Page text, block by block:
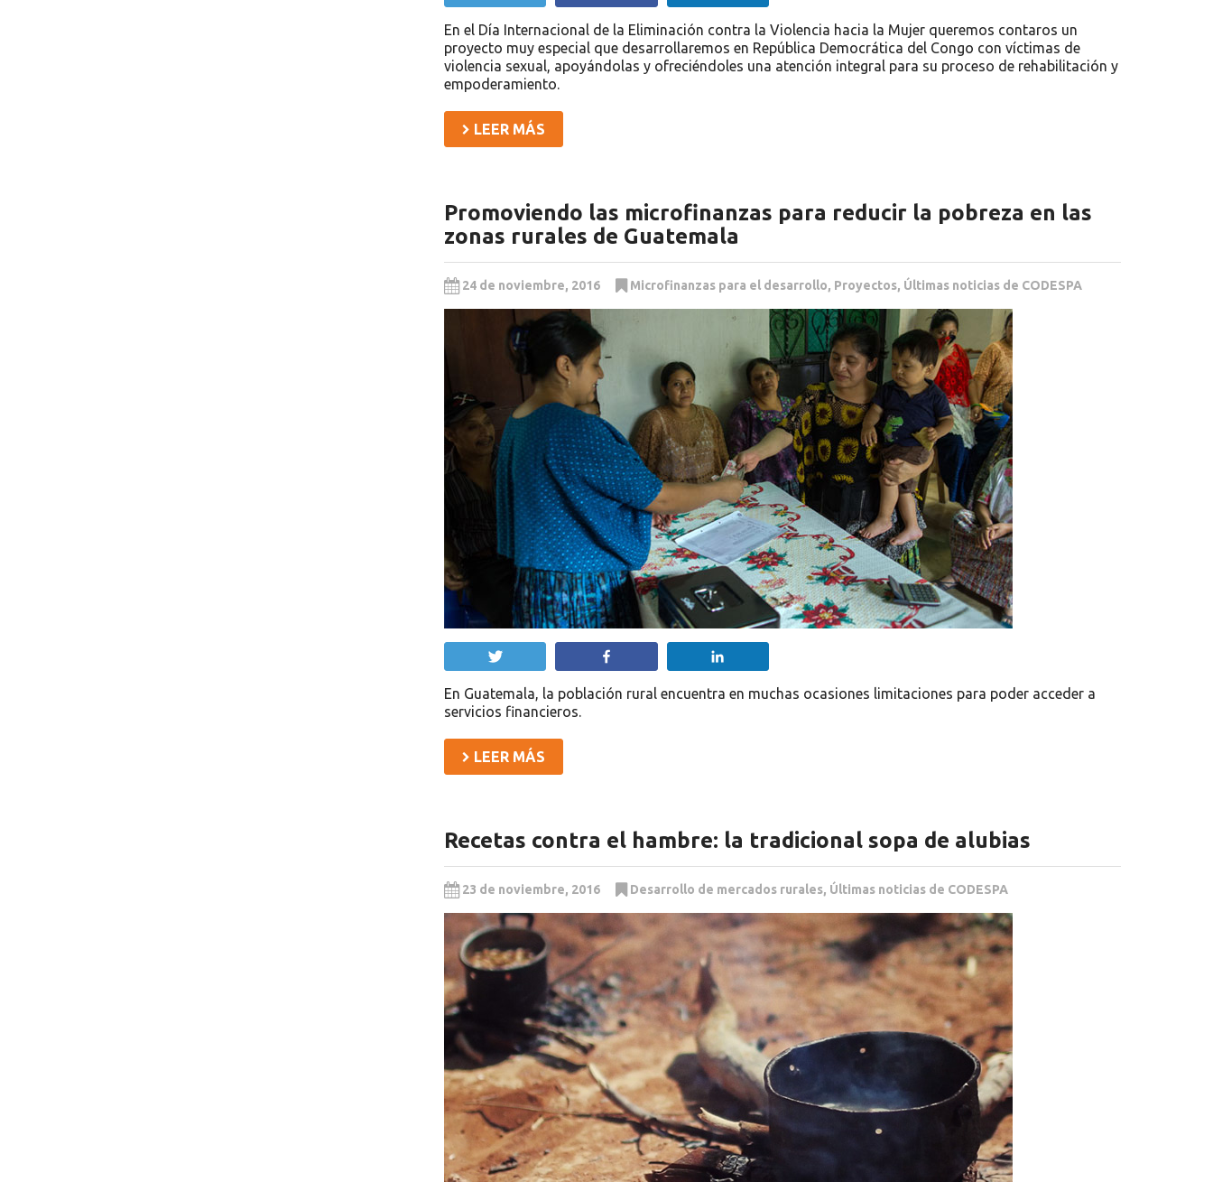
En el Día Internacional de la Eliminación contra la Violencia hacia la Mujer queremos contaros un
proyecto muy especial que desarrollaremos en República Democrática del Congo con víctimas de
violencia sexual, apoyándolas y ofreciéndoles una atención integral para su proceso de rehabilitación y
empoderamiento.
LEER MÁS
Promoviendo las microfinanzas para reducir la pobreza en las
zonas rurales de Guatemala
24 de noviembre, 2016 Microfinanzas para el desarrollo, Proyectos, Últimas noticias de CODESPA
En Guatemala, la población rural encuentra en muchas ocasiones limitaciones para poder acceder a
servicios financieros.
LEER MÁS
Recetas contra el hambre: la tradicional sopa de alubias
23 de noviembre, 2016 Desarrollo de mercados rurales, Últimas noticias de CODESPA